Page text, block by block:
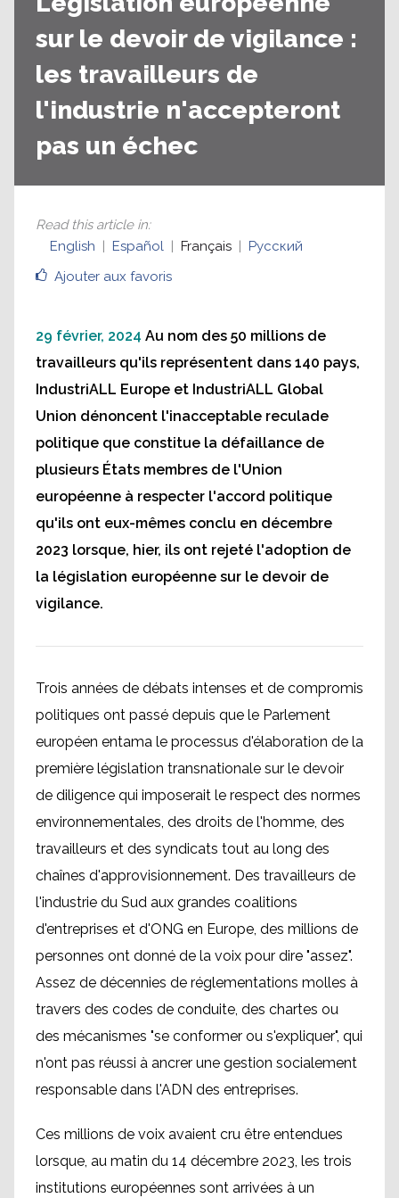
sur le devoir de vigilance :
les travailleurs de
l'industrie n'accepteront
pas un échec
Ajouter aux favoris
Read this article in:
English
Español Français Русский
29 février, 2024 Au nom des 50 millions de
travailleurs qu'ils représentent dans 140 pays,
IndustriALL Europe et IndustriALL Global
Union dénoncent l'inacceptable reculade
politique que constitue la défaillance de
plusieurs États membres de l'Union
européenne à respecter l'accord politique
qu'ils ont eux-mêmes conclu en décembre
2023 lorsque, hier, ils ont rejeté l'adoption de
la législation européenne sur le devoir de
vigilance.
Trois années de débats intenses et de compromis
politiques ont passé depuis que le Parlement
européen entama le processus d'élaboration de la
première législation transnationale sur le devoir
de diligence qui imposerait le respect des normes
environnementales, des droits de l'homme, des
travailleurs et des syndicats tout au long des
chaînes d'approvisionnement. Des travailleurs de
l'industrie du Sud aux grandes coalitions
d'entreprises et d'ONG en Europe, des millions de
personnes ont donné de la voix pour dire "assez".
Assez de décennies de réglementations molles à
travers des codes de conduite, des chartes ou
des mécanismes "se conformer ou s'expliquer", qui
n'ont pas réussi à ancrer une gestion socialement
responsable dans l'ADN des entreprises.
Ces millions de voix avaient cru être entendues
lorsque, au matin du 14 décembre 2023, les trois
institutions européennes sont arrivées à un